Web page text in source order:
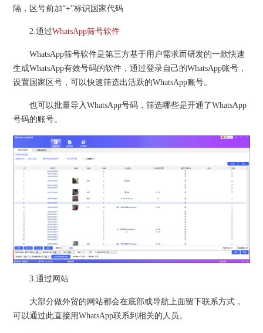
隔，区号前加“+”标识国家代码
2.通过WhatsApp筛号软件
WhatsApp筛号软件是第三方基于用户需求而研发的一款快速
生成WhatsApp有效号码的软件，通过登录自己的WhatsApp账号，
设置国家区号，可以快速筛选出活跃的WhatsApp账号。
也可以批量导入WhatsApp号码，筛选哪些是开通了WhatsApp
号码的账号。
3.通过网站
大部分做外贸的网站都会在底部或导航上面留下联系方式，
可以通过此直接用WhatsApp联系到相关的人员。